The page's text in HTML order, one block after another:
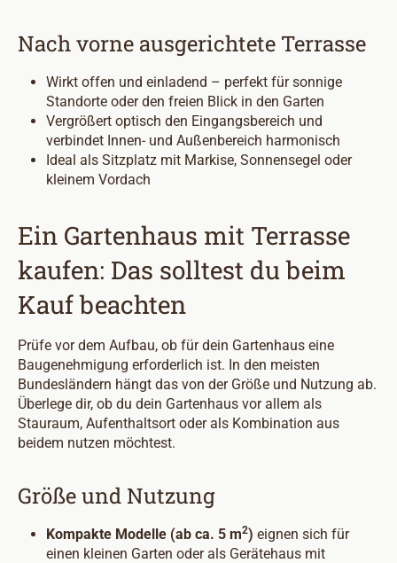
Nach vorne ausgerichtete Terrasse
Wirkt offen und einladend – perfekt für sonnige
Standorte oder den freien Blick in den Garten
Vergrößert optisch den Eingangsbereich und
verbindet Innen- und Außenbereich harmonisch
Ideal als Sitzplatz mit Markise, Sonnensegel oder
kleinem Vordach
Ein Gartenhaus mit Terrasse
kaufen: Das solltest du beim
Kauf beachten
Prüfe vor dem Aufbau, ob für dein Gartenhaus eine
Baugenehmigung erforderlich ist. In den meisten
Bundesländern hängt das von der Größe und Nutzung ab.
Überlege dir, ob du dein Gartenhaus vor allem als
Stauraum, Aufenthaltsort oder als Kombination aus
beidem nutzen möchtest.
Größe und Nutzung
Kompakte Modelle (ab ca. 5 m2) eignen sich für
einen kleinen Garten oder als Gerätehaus mit